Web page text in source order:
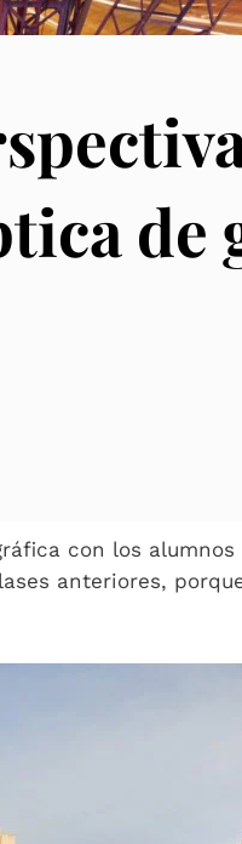
de
con los alumnos
anteriores,